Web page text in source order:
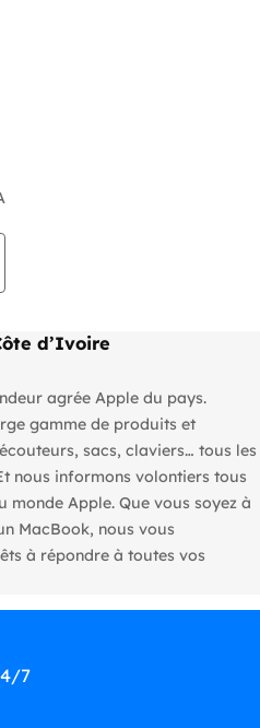
765 d’Ivoire
agrée Apple du pays.
gamme de produits et
sacs, claviers… tous les
nous informons volontiers tous
Apple. Que vous soyez à
MacBook, nous vous
à répondre à toutes vos
7